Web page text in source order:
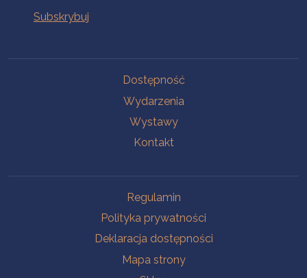
Dostępność
Wydarzenia
Wystawy
Kontakt
Regulamin
Polityka prywatności
Deklaracja dostępności
Mapa strony